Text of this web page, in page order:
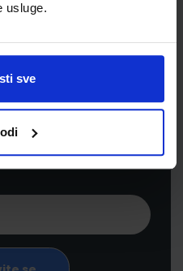
usluge.
sve
prijava
informacije o novim